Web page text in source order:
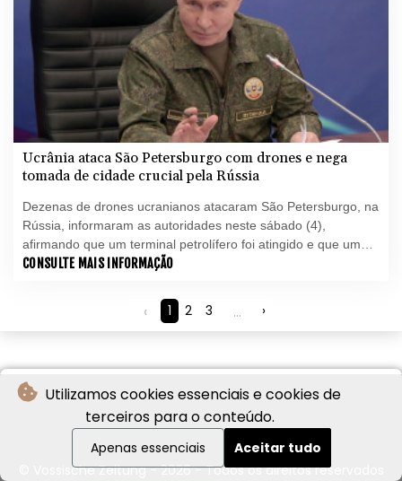
Utilizamos cookies essenciais e cookies de
terceiros para o conteúdo.
Apenas essenciais Aceitar tudo
Ucrânia ataca São Petersburgo com drones e nega
tomada de cidade crucial pela Rússia
Dezenas de drones ucranianos atacaram São Petersburgo, na
Rússia, informaram as autoridades neste sábado (4),
afirmando que um terminal petrolífero foi atingido e que um
dos dispositivos caiu em um complexo histórico de Peterhof,
CONSULTE MAIS INFORMAÇÃO
‹ 1 2 3 ... ›
© Vossische Zeitung - 2026 - Todos os direitos reservados